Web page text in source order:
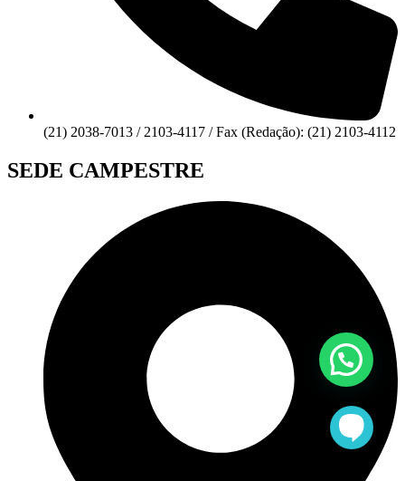
(21) 2038-7013 / 2103-4117 / Fax (Redação): (21) 2103-4112
SEDE CAMPESTRE